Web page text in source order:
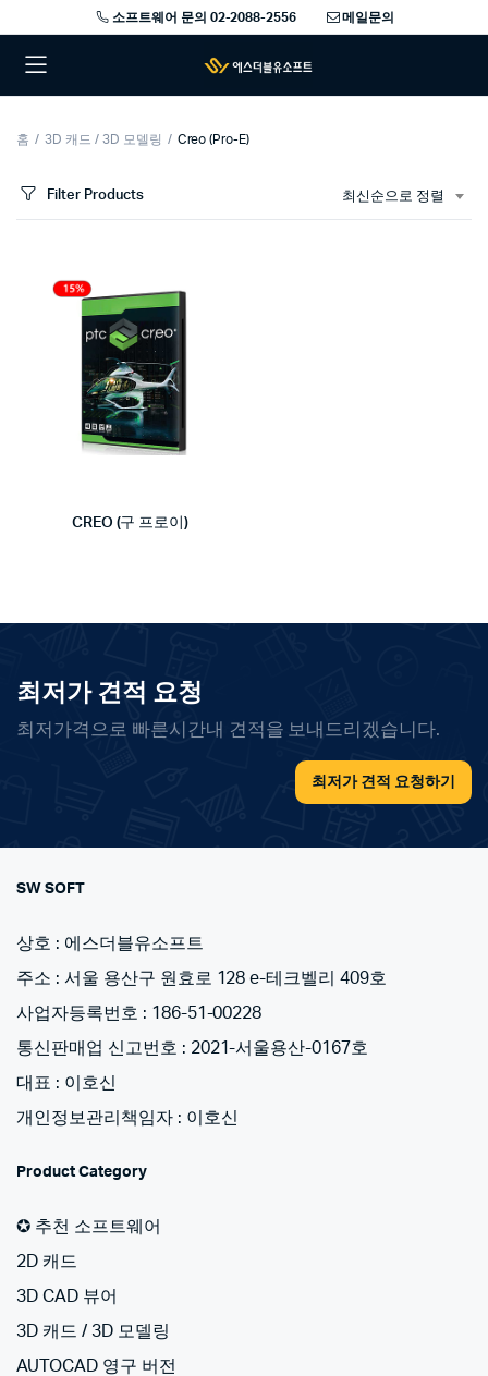
소프트웨어 문의 02-2088-2556 메일문의
홈 3D 캐드 / 3D 모델링 Creo (Pro-E)
Filter Products 최신순으로 정렬
CREO (구 프로이)
최저가 견적 요청
최저가격으로 빠른시간내 견적을 보내드리겠습니다.
최저가 견적 요청하기
SW SOFT
상호 : 에스더블유소프트
주소 : 서울 용산구 원효로 128 e-테크벨리 409호
사업자등록번호 : 186-51-00228
통신판매업 신고번호 : 2021-서울용산-0167호
대표 : 이호신
개인정보관리책임자 : 이호신
Product Category
✪ 추천 소프트웨어
2D 캐드
3D CAD 뷰어
3D 캐드 / 3D 모델링
AUTOCAD 영구 버전